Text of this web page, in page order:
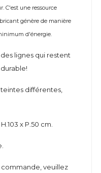
C'est une ressource
génère de manière
d'énergie.
lignes qui restent
différentes,
x P.50 cm.
commande, veuillez